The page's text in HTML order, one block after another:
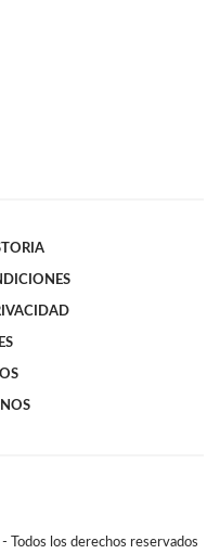
- Todos los derechos reservados